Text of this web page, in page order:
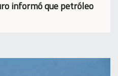
informó que petróleo